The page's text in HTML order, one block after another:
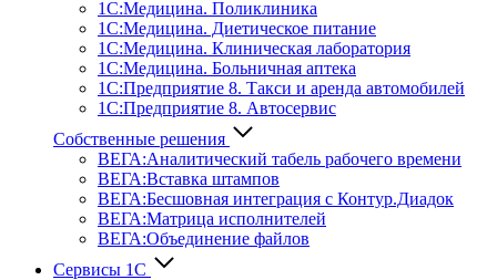
1С:Медицина. Поликлиника
1С:Медицина. Диетическое питание
1С:Медицина. Клиническая лаборатория
1С:Медицина. Больничная аптека
1С:Предприятие 8. Такси и аренда автомобилей
1С:Предприятие 8. Автосервис
Собственные решения
ВЕГА:Аналитичес­кий табель рабочего времени
ВЕГА:Вставка штампов
ВЕГА:Бесшовная интеграция с Контур.Диадок
ВЕГА:Матрица исполнителей
ВЕГА:Объединение файлов
Сервисы 1С